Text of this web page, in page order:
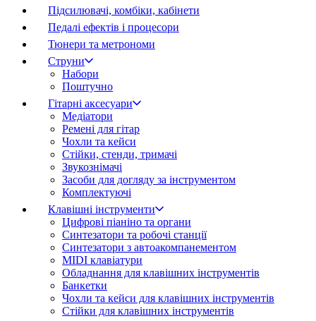
Підсилювачі, комбіки, кабінети
Педалі ефектів і процесори
Тюнери та метрономи
Струни
Набори
Поштучно
Гітарні аксесуари
Медіатори
Ремені для гітар
Чохли та кейси
Стійки, стенди, тримачі
Звукознімачі
Засоби для догляду за інструментом
Комплектуючі
Клавішні інструменти
Цифрові піаніно та органи
Синтезатори та робочі станції
Синтезатори з автоакомпанементом
MIDI клавіатури
Обладнання для клавішних інструментів
Банкетки
Чохли та кейси для клавішних інструментів
Стійки для клавішних інструментів